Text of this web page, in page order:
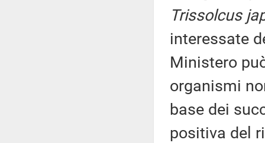
Trissolcus
interessate
Ministero
organismi
base dei
positiva del